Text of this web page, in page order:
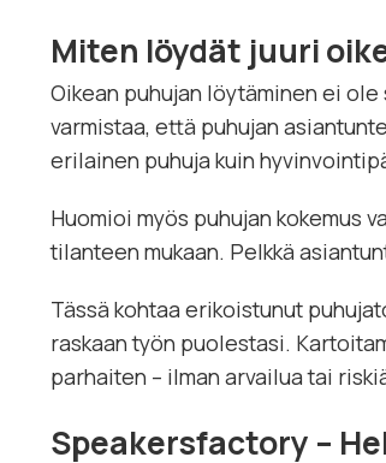
Miten löydät juuri
Oikean puhujan löytäminen ei
varmistaa, että puhujan
erilainen puhuja kuin
Huomioi myös puhujan kokemus
tilanteen mukaan. Pelkkä
Tässä kohtaa erikoistunut
raskaan työn puolestasi.
parhaiten – ilman arvailua tai
Speakersfactory –